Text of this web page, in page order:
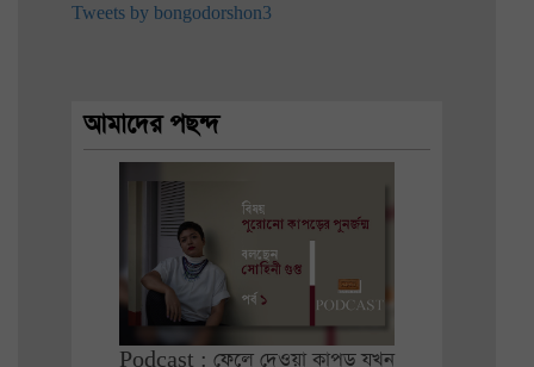
Tweets by bongodorshon3
আমাদের পছন্দ
Podcast : ফেলে দেওয়া কাপড় যখন